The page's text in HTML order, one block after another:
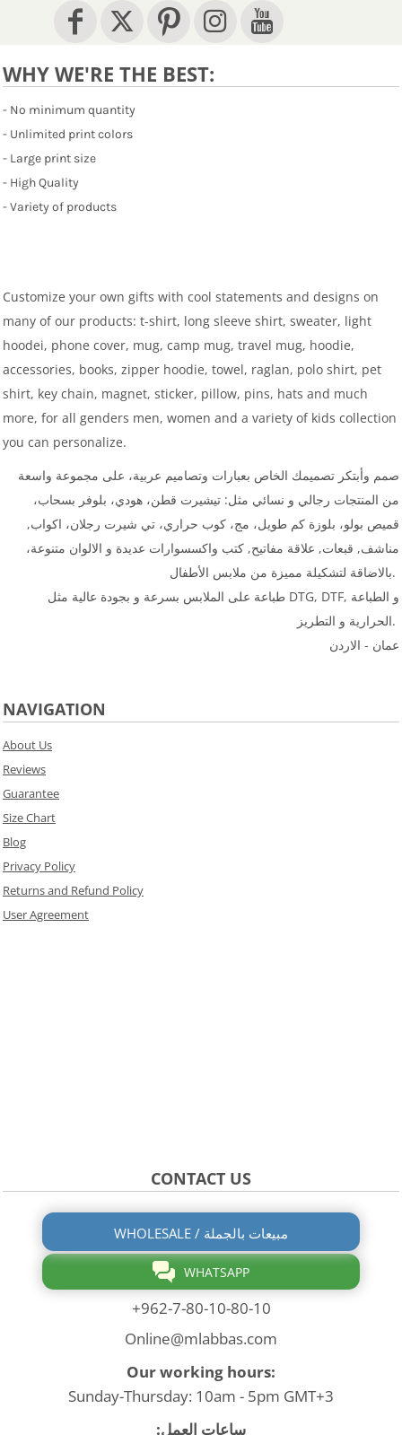
WHY WE'RE THE BEST:
- No minimum quantity
- Unlimited print colors
- Large print size
- High Quality
- Variety of products
Customize your own gifts with cool statements and designs on
many of our products: t-shirt, long sleeve shirt, sweater, light
hoodei, phone cover, mug, camp mug, travel mug, hoodie,
accessories, books, zipper hoodie, towel, raglan, polo shirt, pet
shirt, key chain, magnet, sticker, pillow, pins, hats and much
more, for all genders men, women and a variety of kids collection
you can personalize.
صمم وأبتكر تصميمك الخاص بعبارات وتصاميم عربية، على مجموعة واسعة
من المنتجات رجالي و نسائي مثل: تيشيرت قطن، هودي، بلوفر بسحاب،
قميص بولو، بلوزة كم طويل، مج، كوب حراري، تي شيرت رجلان، اكواب,
مناشف, قبعات, علاقة مفاتيح, كتب واكسسوارات عديدة و الالوان متنوعة،
بالاضاقة لتشكيلة مميزة من ملابس الأطفال.
طباعة على الملابس بسرعة و بجودة عالية مثل DTG, DTF, و الطباعة
الحرارية و التطريز.
عمان - الاردن
NAVIGATION
About Us
Reviews
Guarantee
Size Chart
Blog
Privacy Policy
Returns and Refund Policy
User Agreement
CONTACT US
WHOLESALE / مبيعات بالجملة
WHATSAPP
+962-7-80-10-80-10
Online@mlabbas.com
Our working hours:
Sunday-Thursday: 10am - 5pm GMT+3
ساعات العمل: